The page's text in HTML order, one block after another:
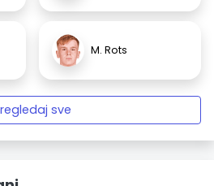
M. Rots
sve